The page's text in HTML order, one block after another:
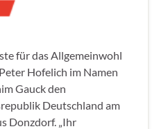
für das Allgemeinwohl
Hofelich im Namen
Gauck den
Deutschland am
Donzdorf. „Ihr